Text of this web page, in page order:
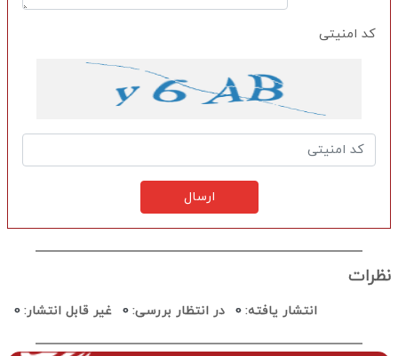
کد امنیتی
ارسال
نظرات
انتشار یافته:0 در انتظار بررسی:0 غیر قابل انتشار:0